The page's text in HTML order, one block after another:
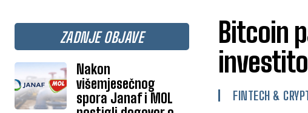
ZADNJE OBJAVE
Nakon
višemjesečnog
spora Janaf i MOL
Bitcoin
FINTECH &